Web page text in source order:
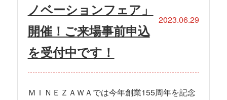
ノベーションフェア」
開催！ご来場事前申込
を受付中です！
2023.06.29
ＭＩＮＥＺＡＷＡでは今年創業155周年を記念